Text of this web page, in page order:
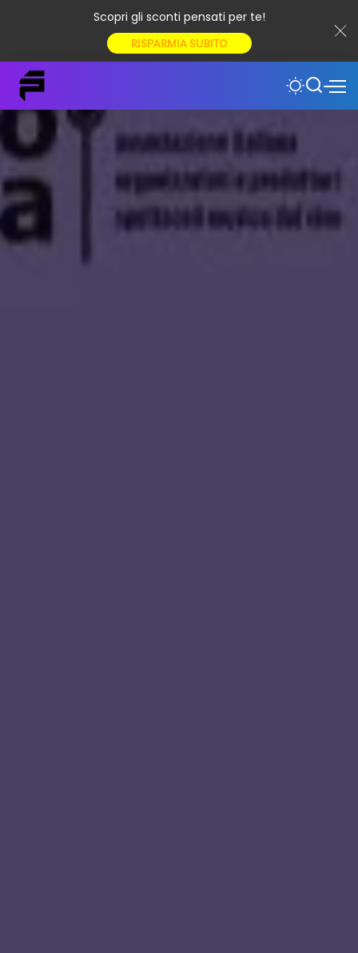
Scopri gli sconti pensati per te!
RISPARMIA SUBITO